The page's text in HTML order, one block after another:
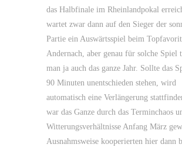
das Halbfinale im Rheinlandpokal
wartet zwar dann auf den Sieger der
Partie ein Auswärtsspiel beim
Andernach, aber genau für solche Spiel
man ja auch das ganze Jahr. Sollte das
90 Minuten unentschieden stehen, wird
automatisch eine Verlängerung
war das Ganze durch das Terminchaos
Witterungsverhältnisse Anfang März
Ausnahmsweise kooperierten hier dann